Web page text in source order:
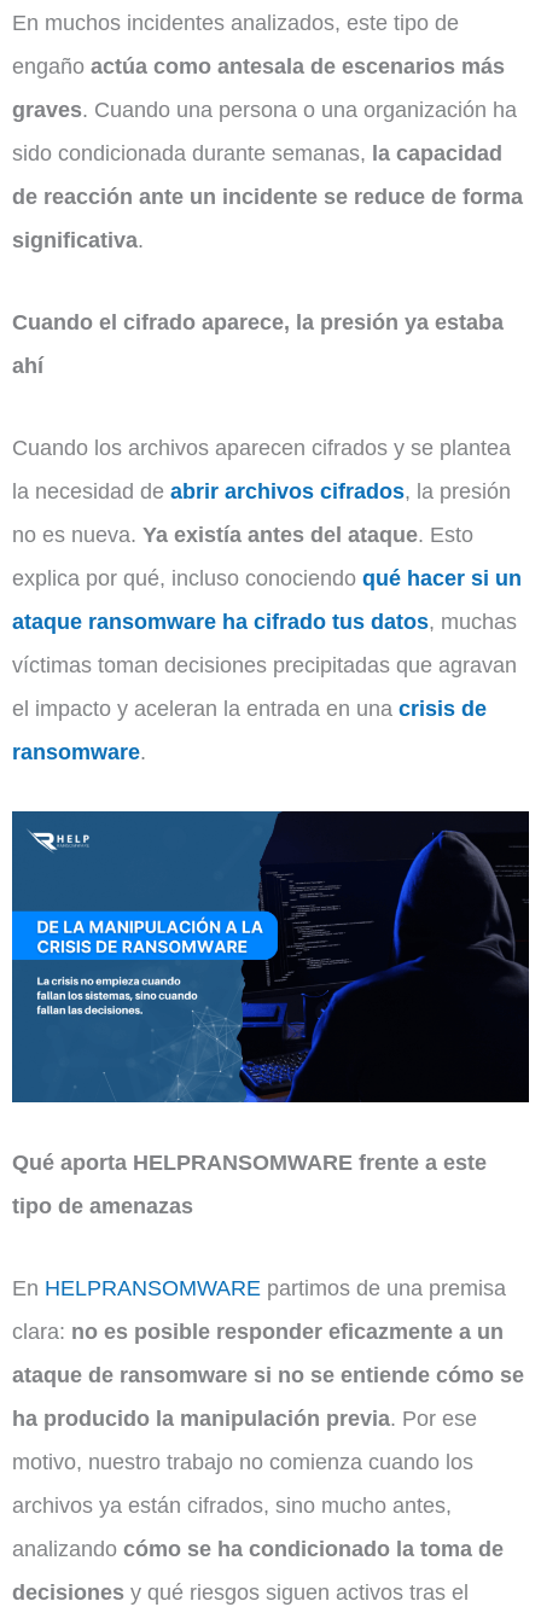
En muchos incidentes analizados, este tipo de
engaño actúa como antesala de escenarios más
graves. Cuando una persona o una organización ha
sido condicionada durante semanas, la capacidad
de reacción ante un incidente se reduce de forma
significativa.
Cuando el cifrado aparece, la presión ya estaba
ahí
Cuando los archivos aparecen cifrados y se plantea
la necesidad de abrir archivos cifrados, la presión
no es nueva. Ya existía antes del ataque. Esto
explica por qué, incluso conociendo qué hacer si un
ataque ransomware ha cifrado tus datos, muchas
víctimas toman decisiones precipitadas que agravan
el impacto y aceleran la entrada en una crisis de
ransomware.
Qué aporta HELPRANSOMWARE frente a este
tipo de amenazas
En HELPRANSOMWARE partimos de una premisa
clara: no es posible responder eficazmente a un
ataque de ransomware si no se entiende cómo se
ha producido la manipulación previa. Por ese
motivo, nuestro trabajo no comienza cuando los
archivos ya están cifrados, sino mucho antes,
analizando cómo se ha condicionado la toma de
decisiones y qué riesgos siguen activos tras el